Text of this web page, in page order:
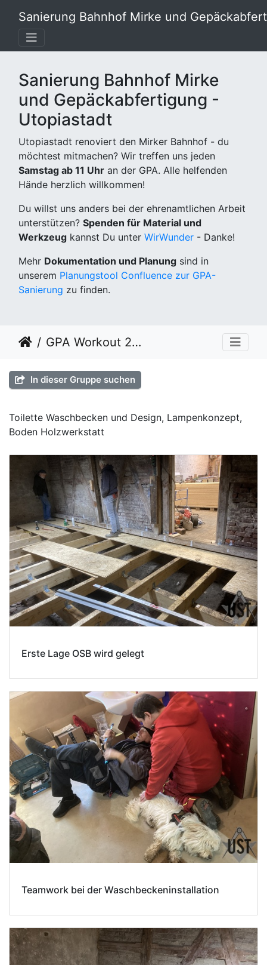
Sanierung Bahnhof Mirke und
Sanierung Bahnhof Mirke
und Gepäckabfertigung -
Utopiastadt
Utopiastadt renoviert den Mirker Bahnhof - du
möchtest mitmachen? Wir treffen uns jeden
Samstag ab 11 Uhr an der GPA. Alle helfenden
Hände herzlich willkommen!
Du willst uns anders bei der ehrenamtlichen Arbeit
unterstützen? Spenden für Material und
Werkzeug kannst Du unter WirWunder - Danke!
Mehr Dokumentation und Planung sind in
unserem Planungstool Confluence zur GPA-
Sanierung zu finden.
GPA Workout 2021 KW 49
In dieser Gruppe suchen
Toilette Waschbecken und Design, Lampenkonzept,
Boden Holzwerkstatt
Erste Lage OSB wird gelegt
Teamwork bei der Waschbeckeninstallation